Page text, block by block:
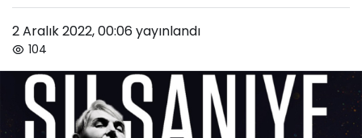
2 Aralık 2022, 00:06yayınlandı
104